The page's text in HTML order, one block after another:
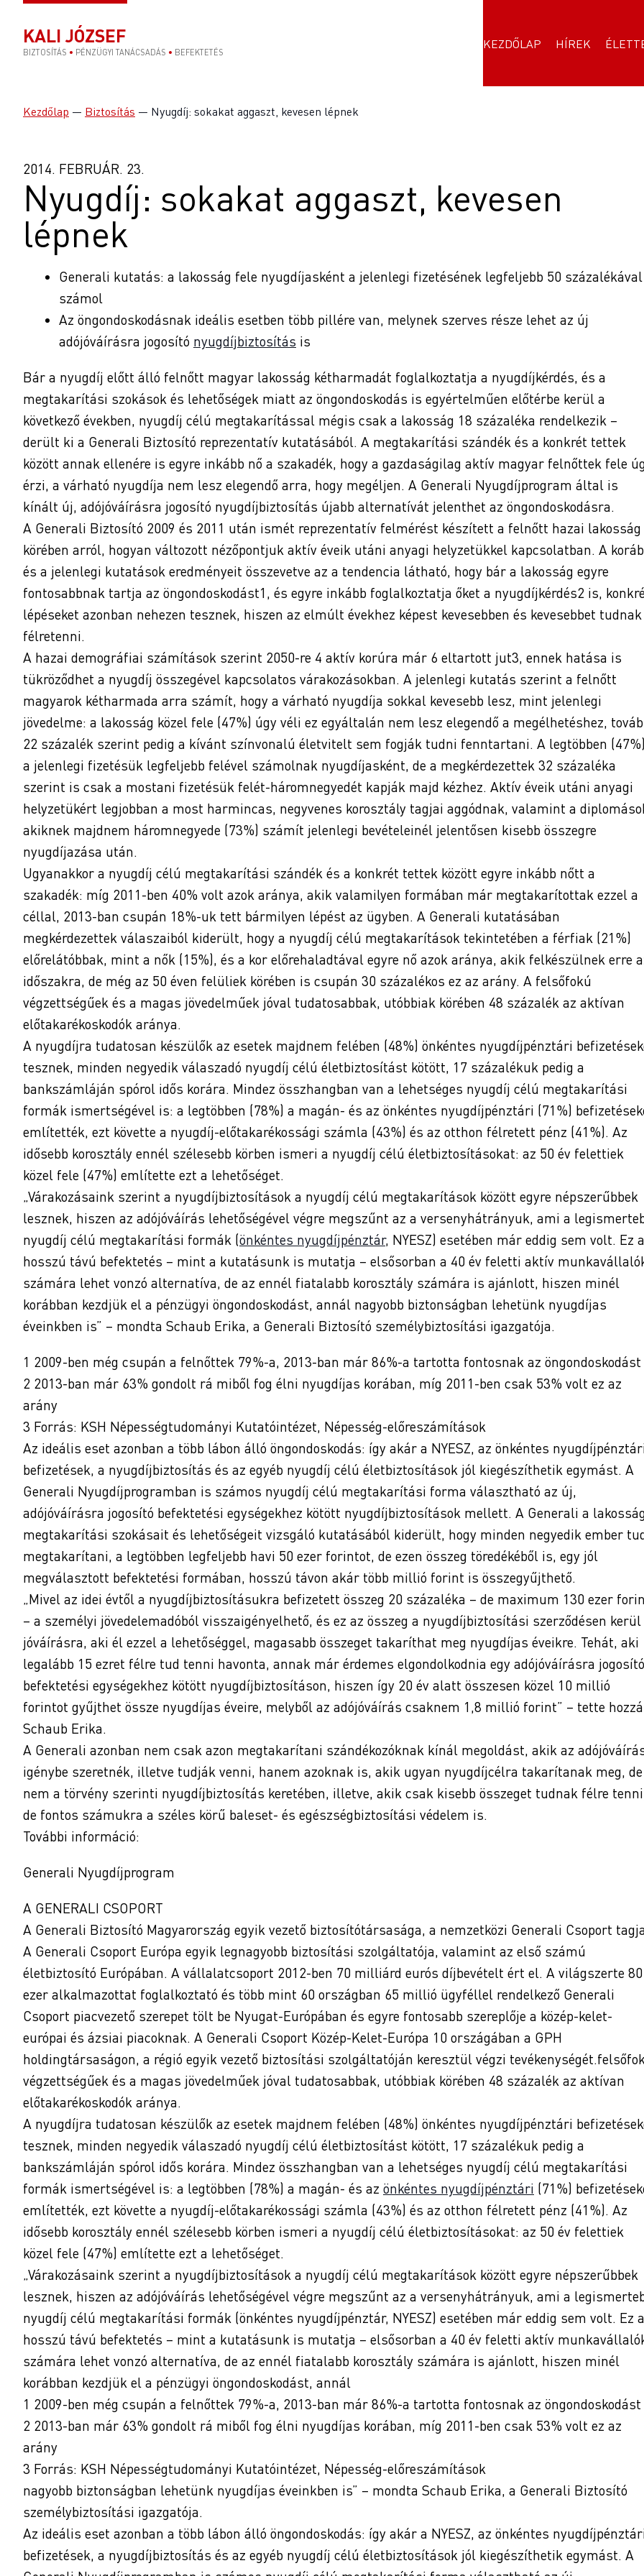
KALI JÓZSEF
BIZTOSÍTÁS • PÉNZÜGYI TANÁCSADÁS • BEFEKTETÉS
KEZDŐLAP HÍREK
Kezdőlap — Biztosítás — Nyugdíj: sokakat aggaszt, kevesen lépnek
2014. FEBRUÁR. 23.
Nyugdíj: sokakat aggaszt, kevesen
lépnek
Generali kutatás: a lakosság fele nyugdíjasként a jelenlegi fizetésének legfeljebb 50 százalékával
számol
Az öngondoskodásnak ideális esetben több pillére van, melynek szerves része lehet az új
adójóváírásra jogosító nyugdíjbiztosítás is
Bár a nyugdíj előtt álló felnőtt magyar lakosság kétharmadát foglalkoztatja a nyugdíjkérdés, és a
megtakarítási szokások és lehetőségek miatt az öngondoskodás is egyértelműen előtérbe kerül a
következő években, nyugdíj célú megtakarítással mégis csak a lakosság 18 százaléka rendelkezik –
derült ki a Generali Biztosító reprezentatív kutatásából. A megtakarítási szándék és a konkrét tettek
között annak ellenére is egyre inkább nő a szakadék, hogy a gazdaságilag aktív magyar felnőttek fele
érzi, a várható nyugdíja nem lesz elegendő arra, hogy megéljen. A Generali Nyugdíjprogram által is
kínált új, adójóváírásra jogosító nyugdíjbiztosítás újabb alternatívát jelenthet az öngondoskodásra.
A Generali Biztosító 2009 és 2011 után ismét reprezentatív felmérést készített a felnőtt hazai lakosság
körében arról, hogyan változott nézőpontjuk aktív éveik utáni anyagi helyzetükkel kapcsolatban. A
és a jelenlegi kutatások eredményeit összevetve az a tendencia látható, hogy bár a lakosság egyre
fontosabbnak tartja az öngondoskodást1, és egyre inkább foglalkoztatja őket a nyugdíjkérdés2 is,
lépéseket azonban nehezen tesznek, hiszen az elmúlt évekhez képest kevesebben és kevesebbet tudnak
félretenni.
A hazai demográfiai számítások szerint 2050-re 4 aktív korúra már 6 eltartott jut3, ennek hatása is
tükröződhet a nyugdíj összegével kapcsolatos várakozásokban. A jelenlegi kutatás szerint a felnőtt
magyarok kétharmada arra számít, hogy a várható nyugdíja sokkal kevesebb lesz, mint jelenlegi
jövedelme: a lakosság közel fele (47%) úgy véli ez egyáltalán nem lesz elegendő a megélhetéshez,
22 százalék szerint pedig a kívánt színvonalú életvitelt sem fogják tudni fenntartani. A legtöbben (47%)
a jelenlegi fizetésük legfeljebb felével számolnak nyugdíjasként, de a megkérdezettek 32 százaléka
szerint is csak a mostani fizetésük felét-háromnegyedét kapják majd kézhez. Aktív éveik utáni anyagi
helyzetükért legjobban a most harmincas, negyvenes korosztály tagjai aggódnak, valamint a
akiknek majdnem háromnegyede (73%) számít jelenlegi bevételeinél jelentősen kisebb összegre
nyugdíjazása után.
Ugyanakkor a nyugdíj célú megtakarítási szándék és a konkrét tettek között egyre inkább nőtt a
szakadék: míg 2011-ben 40% volt azok aránya, akik valamilyen formában már megtakarítottak ezzel a
céllal, 2013-ban csupán 18%-uk tett bármilyen lépést az ügyben. A Generali kutatásában
megkérdezettek válaszaiból kiderült, hogy a nyugdíj célú megtakarítások tekintetében a férfiak (21%)
előrelátóbbak, mint a nők (15%), és a kor előrehaladtával egyre nő azok aránya, akik felkészülnek erre
időszakra, de még az 50 éven felüliek körében is csupán 30 százalékos ez az arány. A felsőfokú
végzettségűek és a magas jövedelműek jóval tudatosabbak, utóbbiak körében 48 százalék az aktívan
előtakarékoskodók aránya.
A nyugdíjra tudatosan készülők az esetek majdnem felében (48%) önkéntes nyugdíjpénztári
tesznek, minden negyedik válaszadó nyugdíj célú életbiztosítást kötött, 17 százalékuk pedig a
bankszámláján spórol idős korára. Mindez összhangban van a lehetséges nyugdíj célú megtakarítási
formák ismertségével is: a legtöbben (78%) a magán- és az önkéntes nyugdíjpénztári (71%)
említették, ezt követte a nyugdíj-előtakarékossági számla (43%) és az otthon félretett pénz (41%). Az
idősebb korosztály ennél szélesebb körben ismeri a nyugdíj célú életbiztosításokat: az 50 év felettiek
közel fele (47%) említette ezt a lehetőséget.
„Várakozásaink szerint a nyugdíjbiztosítások a nyugdíj célú megtakarítások között egyre népszerűbbek
lesznek, hiszen az adójóváírás lehetőségével végre megszűnt az a versenyhátrányuk, ami a
nyugdíj célú megtakarítási formák (önkéntes nyugdíjpénztár, NYESZ) esetében már eddig sem volt. Ez a
hosszú távú befektetés – mint a kutatásunk is mutatja – elsősorban a 40 év feletti aktív
számára lehet vonzó alternatíva, de az ennél fiatalabb korosztály számára is ajánlott, hiszen minél
korábban kezdjük el a pénzügyi öngondoskodást, annál nagyobb biztonságban lehetünk nyugdíjas
éveinkben is” – mondta Schaub Erika, a Generali Biztosító személybiztosítási igazgatója.
1 2009-ben még csupán a felnőttek 79%-a, 2013-ban már 86%-a tartotta fontosnak az öngondoskodást
2 2013-ban már 63% gondolt rá miből fog élni nyugdíjas korában, míg 2011-ben csak 53% volt ez az
arány
3 Forrás: KSH Népességtudományi Kutatóintézet, Népesség-előreszámítások
Az ideális eset azonban a több lábon álló öngondoskodás: így akár a NYESZ, az önkéntes
befizetések, a nyugdíjbiztosítás és az egyéb nyugdíj célú életbiztosítások jól kiegészíthetik egymást. A
Generali Nyugdíjprogramban is számos nyugdíj célú megtakarítási forma választható az új,
adójóváírásra jogosító befektetési egységekhez kötött nyugdíjbiztosítások mellett. A Generali a
megtakarítási szokásait és lehetőségeit vizsgáló kutatásából kiderült, hogy minden negyedik ember
megtakarítani, a legtöbben legfeljebb havi 50 ezer forintot, de ezen összeg töredékéből is, egy jól
megválasztott befektetési formában, hosszú távon akár több millió forint is összegyűjthető.
„Mivel az idei évtől a nyugdíjbiztosításukra befizetett összeg 20 százaléka – de maximum 130 ezer
– a személyi jövedelemadóból visszaigényelhető, és ez az összeg a nyugdíjbiztosítási szerződésen kerül
jóváírásra, aki él ezzel a lehetőséggel, magasabb összeget takaríthat meg nyugdíjas éveikre. Tehát, aki
legalább 15 ezret félre tud tenni havonta, annak már érdemes elgondolkodnia egy adójóváírásra
befektetési egységekhez kötött nyugdíjbiztosításon, hiszen így 20 év alatt összesen közel 10 millió
forintot gyűjthet össze nyugdíjas éveire, melyből az adójóváírás csaknem 1,8 millió forint” – tette hozzá
Schaub Erika.
A Generali azonban nem csak azon megtakarítani szándékozóknak kínál megoldást, akik az
igénybe szeretnék, illetve tudják venni, hanem azoknak is, akik ugyan nyugdíjcélra takarítanak meg, de
nem a törvény szerinti nyugdíjbiztosítás keretében, illetve, akik csak kisebb összeget tudnak félre
de fontos számukra a széles körű baleset- és egészségbiztosítási védelem is.
További információ:
Generali Nyugdíjprogram
A GENERALI CSOPORT
A Generali Biztosító Magyarország egyik vezető biztosítótársasága, a nemzetközi Generali Csoport
A Generali Csoport Európa egyik legnagyobb biztosítási szolgáltatója, valamint az első számú
életbiztosító Európában. A vállalatcsoport 2012-ben 70 milliárd eurós díjbevételt ért el. A világszerte 80
ezer alkalmazottat foglalkoztató és több mint 60 országban 65 millió ügyféllel rendelkező Generali
Csoport piacvezető szerepet tölt be Nyugat-Európában és egyre fontosabb szereplője a közép-kelet-
európai és ázsiai piacoknak. A Generali Csoport Közép-Kelet-Európa 10 országában a GPH
holdingtársaságon, a régió egyik vezető biztosítási szolgáltatóján keresztül végzi
végzettségűek és a magas jövedelműek jóval tudatosabbak, utóbbiak körében 48 százalék az aktívan
előtakarékoskodók aránya.
A nyugdíjra tudatosan készülők az esetek majdnem felében (48%) önkéntes nyugdíjpénztári
tesznek, minden negyedik válaszadó nyugdíj célú életbiztosítást kötött, 17 százalékuk pedig a
bankszámláján spórol idős korára. Mindez összhangban van a lehetséges nyugdíj célú megtakarítási
formák ismertségével is: a legtöbben (78%) a magán- és az önkéntes nyugdíjpénztári (71%)
említették, ezt követte a nyugdíj-előtakarékossági számla (43%) és az otthon félretett pénz (41%). Az
idősebb korosztály ennél szélesebb körben ismeri a nyugdíj célú életbiztosításokat: az 50 év felettiek
közel fele (47%) említette ezt a lehetőséget.
„Várakozásaink szerint a nyugdíjbiztosítások a nyugdíj célú megtakarítások között egyre népszerűbbek
lesznek, hiszen az adójóváírás lehetőségével végre megszűnt az a versenyhátrányuk, ami a
nyugdíj célú megtakarítási formák (önkéntes nyugdíjpénztár, NYESZ) esetében már eddig sem volt. Ez a
hosszú távú befektetés – mint a kutatásunk is mutatja – elsősorban a 40 év feletti aktív
számára lehet vonzó alternatíva, de az ennél fiatalabb korosztály számára is ajánlott, hiszen minél
korábban kezdjük el a pénzügyi öngondoskodást, annál
1 2009-ben még csupán a felnőttek 79%-a, 2013-ban már 86%-a tartotta fontosnak az öngondoskodást
2 2013-ban már 63% gondolt rá miből fog élni nyugdíjas korában, míg 2011-ben csak 53% volt ez az
arány
3 Forrás: KSH Népességtudományi Kutatóintézet, Népesség-előreszámítások
nagyobb biztonságban lehetünk nyugdíjas éveinkben is” – mondta Schaub Erika, a Generali Biztosító
személybiztosítási igazgatója.
Az ideális eset azonban a több lábon álló öngondoskodás: így akár a NYESZ, az önkéntes
befizetések, a nyugdíjbiztosítás és az egyéb nyugdíj célú életbiztosítások jól kiegészíthetik egymást. A